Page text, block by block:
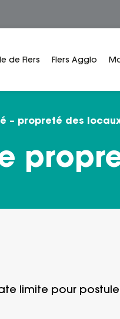
de Flers Flers Agglo
– propreté des
limite pour